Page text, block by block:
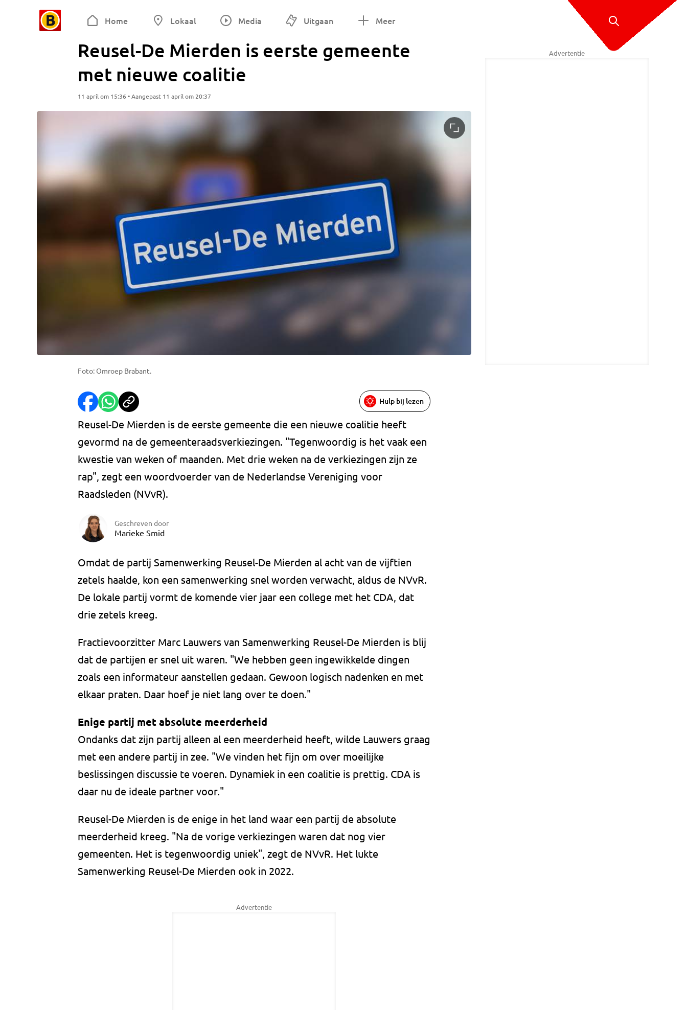
Home Lokaal Media Uitgaan Meer
Reusel-De Mierden is eerste gemeente
met nieuwe coalitie
11 april om 15:36 • Aangepast 11 april om 20:37
Foto: Omroep Brabant.
Hulp bij lezen
Reusel-De Mierden is de eerste gemeente die een nieuwe coalitie heeft
gevormd na de gemeenteraadsverkiezingen. "Tegenwoordig is het vaak een
kwestie van weken of maanden. Met drie weken na de verkiezingen zijn ze
rap", zegt een woordvoerder van de Nederlandse Vereniging voor
Raadsleden (NVvR).
Geschreven door
Marieke Smid
Omdat de partij Samenwerking Reusel-De Mierden al acht van de vijftien
zetels haalde, kon een samenwerking snel worden verwacht, aldus de NVvR.
De lokale partij vormt de komende vier jaar een college met het CDA, dat
drie zetels kreeg.
Fractievoorzitter Marc Lauwers van Samenwerking Reusel-De Mierden is blij
dat de partijen er snel uit waren. "We hebben geen ingewikkelde dingen
zoals een informateur aanstellen gedaan. Gewoon logisch nadenken en met
elkaar praten. Daar hoef je niet lang over te doen."
Enige partij met absolute meerderheid
Ondanks dat zijn partij alleen al een meerderheid heeft, wilde Lauwers graag
met een andere partij in zee. "We vinden het fijn om over moeilijke
beslissingen discussie te voeren. Dynamiek in een coalitie is prettig. CDA is
daar nu de ideale partner voor."
Reusel-De Mierden is de enige in het land waar een partij de absolute
meerderheid kreeg. "Na de vorige verkiezingen waren dat nog vier
gemeenten. Het is tegenwoordig uniek", zegt de NVvR. Het lukte
Samenwerking Reusel-De Mierden ook in 2022.
Advertentie
Advertentie